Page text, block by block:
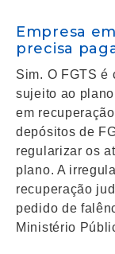
Empresa
precisa
Sim. O FGTS
sujeito ao
em
depósitos de
regularizar os
plano. A
recuperação
pedido de
Ministério